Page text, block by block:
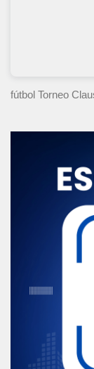
fútbol Torneo